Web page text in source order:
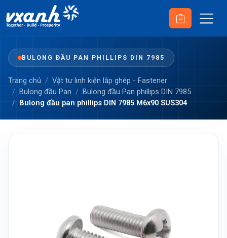
BULONG ĐẦU PAN PHILLIPS DIN 7985
Trang chủ
Vật tư linh kiện lắp ghép - Fastener
Bulong đầu Pan
Bulong đầu Pan phillips DIN 7985
Bulong đầu pan phillips DIN 7985 M6x90 SUS304